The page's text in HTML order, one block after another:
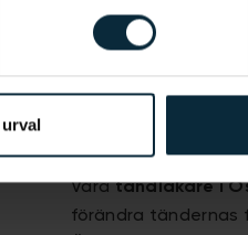
Estetisk
Inom Aqua Dental
allmäntandläkare
tandvård är till för
Våratandläkare i
förändra tändernas